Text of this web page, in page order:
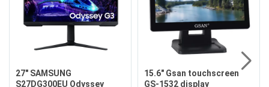
27" SAMSUNG
S27DG300EU Odyssey
15.6" Gsan touchscreen
GS-1532 display